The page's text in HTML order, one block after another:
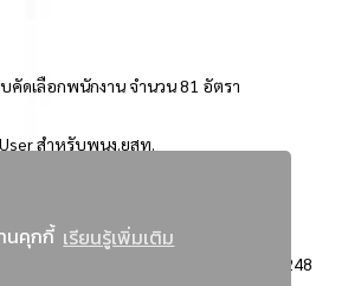
นคุกกี้ เรียนรู้เพิ่มเติม
คัดเลือกพนักงาน จำนวน 81 อัตรา
User สำหรับพนง.ยสท.
3248